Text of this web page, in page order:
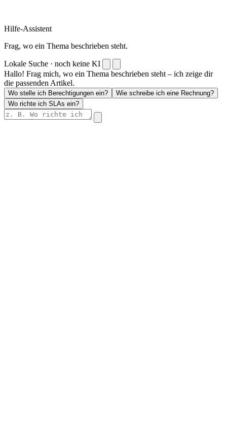
Hilfe-Assistent
Frag, wo ein Thema beschrieben steht.
Lokale Suche · noch keine KI
Hallo! Frag mich, wo ein Thema beschrieben steht – ich zeige dir
die passenden Artikel.
Wo stelle ich Berechtigungen ein?
Wie schreibe ich eine Rechnung?
Wo richte ich SLAs ein?